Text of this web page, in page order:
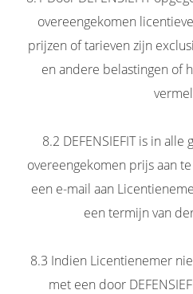
overeengekomen
prijzen of tarieven zijn
en andere belastingen of
8.2 DEFENSIEFIT is in
overeengekomen prijs aan
een e-mail aan
een termijn van
8.3 Indien Licentienemer
met een door